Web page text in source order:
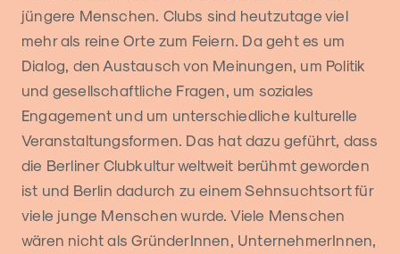
jüngere Menschen. Clubs sind heutzutage viel
mehr als reine Orte zum Feiern. Da geht es um
Dialog, den Austausch von Meinungen, um Politik
und gesellschaftliche Fragen, um soziales
Engagement und um unterschiedliche kulturelle
Veranstaltungsformen. Das hat dazu geführt, dass
die Berliner Clubkultur weltweit berühmt geworden
ist und Berlin dadurch zu einem Sehnsuchtsort für
viele junge Menschen wurde. Viele Menschen
wären nicht als GründerInnen, UnternehmerInnen,